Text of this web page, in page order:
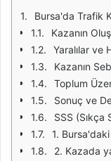
Bursa'da Trafik
Kazanın
Yaralılar ve
Kazanın
Toplum
Sonuç ve
SSS (Sıkça
1. Bursa'daki
2. Kazada